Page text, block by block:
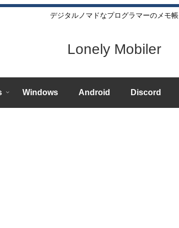
デジタルノマドなプログラマーのメモ帳
Lonely Mobiler
Windows Android Discord